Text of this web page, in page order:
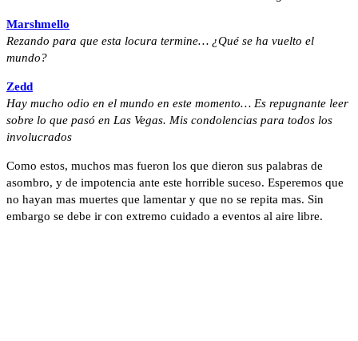
Marshmello
Rezando para que esta locura termine… ¿Qué se ha vuelto el
mundo?
Zedd
Hay mucho odio en el mundo en este momento… Es repugnante leer
sobre lo que pasó en Las Vegas. Mis condolencias para todos los
involucrados
Como estos, muchos mas fueron los que dieron sus palabras de
asombro, y de impotencia ante este horrible suceso. Esperemos que
no hayan mas muertes que lamentar y que no se repita mas. Sin
embargo se debe ir con extremo cuidado a eventos al aire libre.